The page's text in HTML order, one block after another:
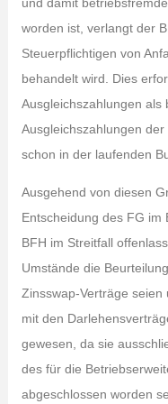
worden ist, verlangt der
Steuerpflichtigen von
behandelt wird. Dies
Ausgleichszahlungen als
Ausgleichszahlungen
schon in der laufenden
Ausgehend von diesen
Entscheidung des FG im
BFH im Streitfall
Umstände die
Zinsswap-Verträge
mit den
gewesen, da sie
des für die
abgeschlossen worden